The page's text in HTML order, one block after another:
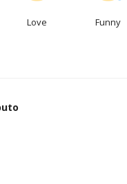
Love Funny